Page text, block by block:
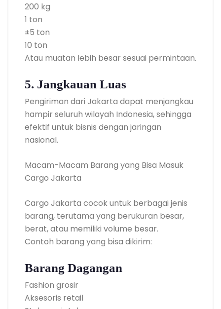
200 kg
1 ton
±5 ton
10 ton
Atau muatan lebih besar sesuai permintaan.
5. Jangkauan Luas
Pengiriman dari Jakarta dapat menjangkau
hampir seluruh wilayah Indonesia, sehingga
efektif untuk bisnis dengan jaringan
nasional.
Macam-Macam Barang yang Bisa Masuk
Cargo Jakarta
Cargo Jakarta cocok untuk berbagai jenis
barang, terutama yang berukuran besar,
berat, atau memiliki volume besar.
Contoh barang yang bisa dikirim:
Barang Dagangan
Fashion grosir
Aksesoris retail